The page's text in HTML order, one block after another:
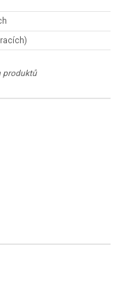
produktů